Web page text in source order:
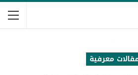
معرفية